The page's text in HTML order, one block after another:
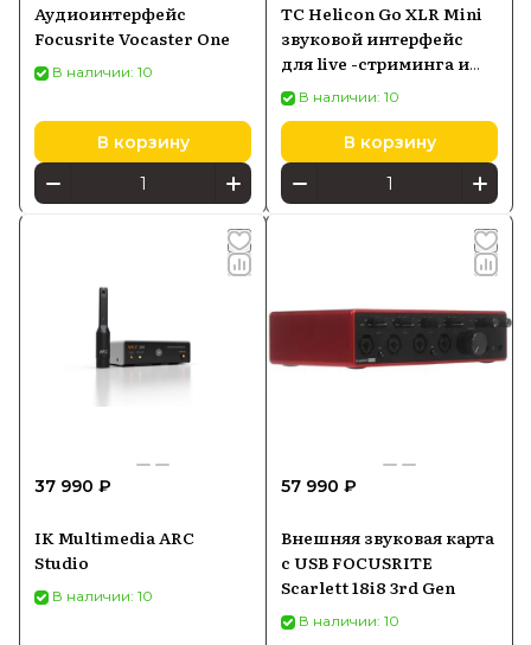
Аудиоинтерфейс
Focusrite Vocaster One
В наличии: 10
В корзину
TC Helicon Go XLR Mini
звуковой интерфейс
для live -стриминга и
геймеров
В наличии: 10
В корзину
37 990 ₽
IK Multimedia ARC
Studio
В наличии: 10
57 990 ₽
Внешняя звуковая карта
с USB FOCUSRITE
Scarlett 18i8 3rd Gen
В наличии: 10